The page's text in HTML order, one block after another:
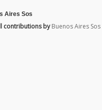
Aires Sos
contributions by Buenos Aires Sos